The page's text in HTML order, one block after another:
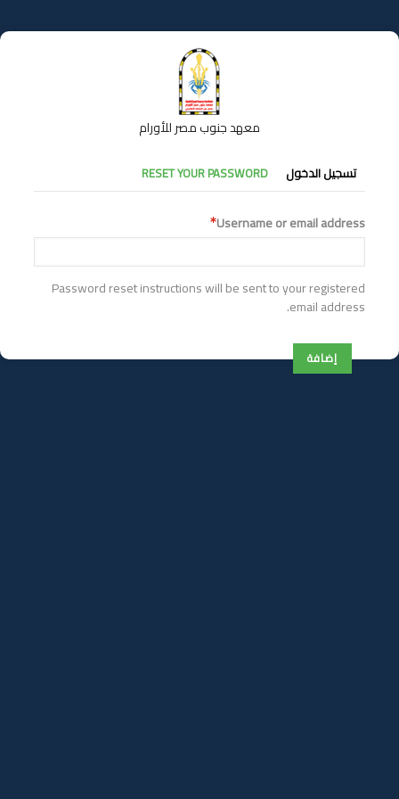
إلى
المحتوى
معهد جنوب مصر للأورام
التبويبات
الأساسية
تسجيل الدخول RESET YOUR PASSWORD
Username or email address
Password reset instructions will be sent to your registered
email address.